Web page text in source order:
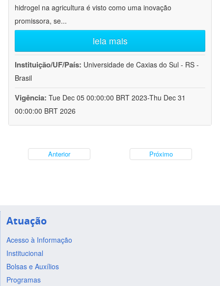
hidrogel na agricultura é visto como uma inovação
promissora, se...
leia mais
Instituição/UF/País: Universidade de Caxias do Sul - RS -
Brasil
Vigência: Tue Dec 05 00:00:00 BRT 2023-Thu Dec 31
00:00:00 BRT 2026
Anterior Próximo
Atuação
Acesso à Informação
Institucional
Bolsas e Auxílios
Programas